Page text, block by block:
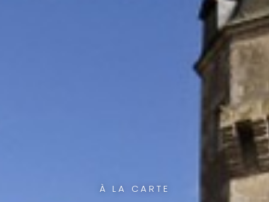
À LA CARTE